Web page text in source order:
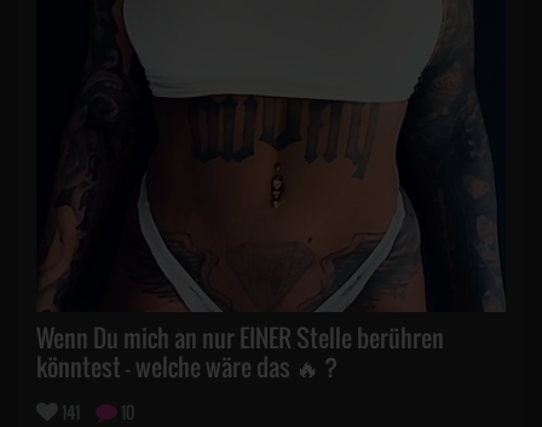
Wenn Du mich an nur EINER Stelle berühren
könntest - welche wäre das 🔥 ?
141 10